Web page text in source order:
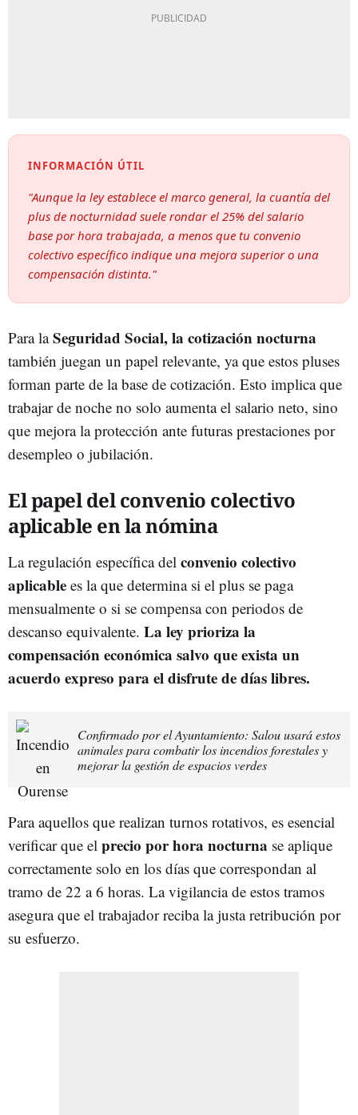
INFORMACIÓN ÚTIL
"Aunque la ley establece el marco general, la cuantía del
plus de nocturnidad suele rondar el 25% del salario
base por hora trabajada, a menos que tu convenio
colectivo específico indique una mejora superior o una
compensación distinta."
Para laSeguridad Social, la cotización nocturna
también juegan un papel relevante, ya que estos pluses
forman parte de la base de cotización. Esto implica que
trabajar de noche no solo aumenta el salario neto, sino
que mejora la protección ante futuras prestaciones por
desempleo o jubilación.
El papel del convenio colectivo
aplicable en la nómina
La regulación específica del convenio colectivo
aplicable es la que determina si el plus se paga
mensualmente o si se compensa con periodos de
descanso equivalente. La ley prioriza la
compensación económica salvo que exista un
acuerdo expreso para el disfrute de días libres.
Confirmado por el Ayuntamiento: Salou usará estos
animales para combatir los incendios forestales y
mejorar la gestión de espacios verdes
Para aquellos que realizan turnos rotativos, es esencial
verificar que el precio por hora nocturna se aplique
correctamente solo en los días que correspondan al
tramo de 22 a 6 horas. La vigilancia de estos tramos
asegura que el trabajador reciba la justa retribución por
su esfuerzo.